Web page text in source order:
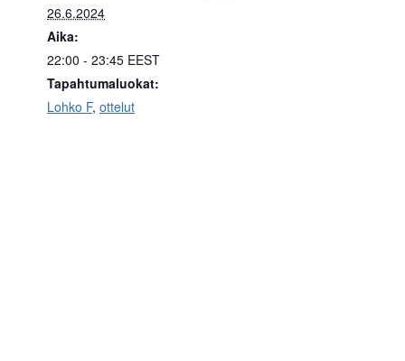
26.6.2024
Aika:
22:00 - 23:45 EEST
Tapahtumaluokat:
Lohko F, ottelut